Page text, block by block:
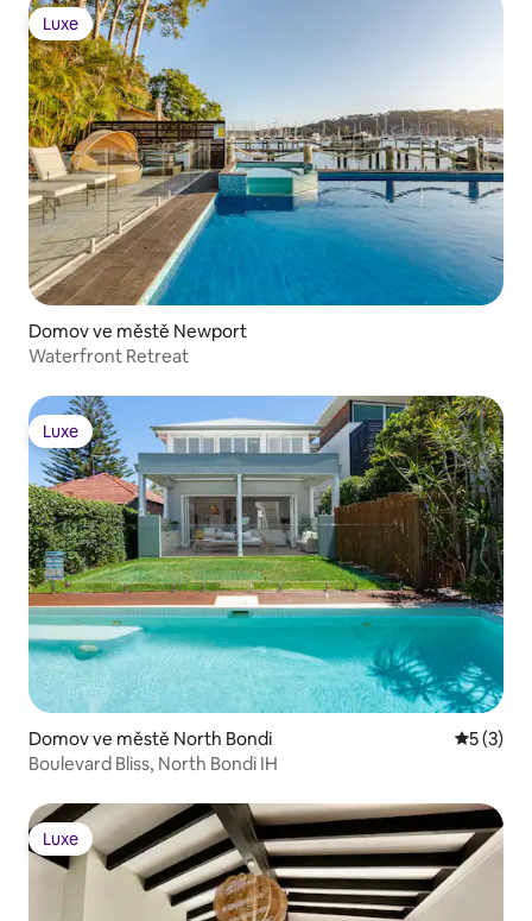
Luxe
Luxe
Domov ve městě Newport
Waterfront Retreat
Luxe
Luxe
Domov ve městě North Bondi
5 (3)
Boulevard Bliss, North Bondi IH
Luxe
Luxe